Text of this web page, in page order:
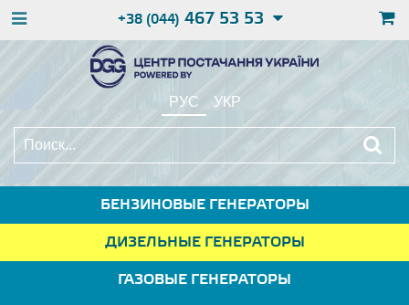
+38 (044) 467 53 53
РУС УКР
БЕНЗИНОВЫЕ ГЕНЕРАТОРЫ
ДИЗЕЛЬНЫЕ ГЕНЕРАТОРЫ
ГАЗОВЫЕ ГЕНЕРАТОРЫ